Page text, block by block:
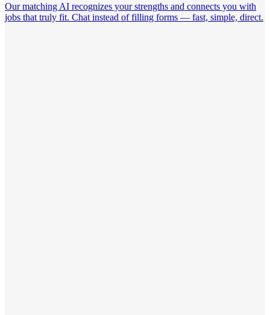
Our matching AI recognizes your strengths and connects you with
jobs that truly fit. Chat instead of filling forms — fast, simple, direct.